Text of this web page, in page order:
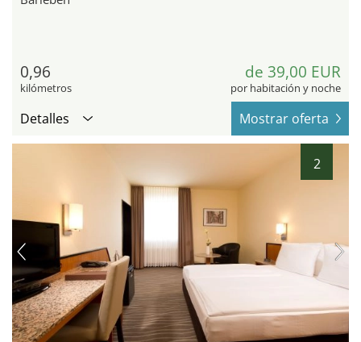
0,96
kilómetros
de 39,00 EUR
por habitación y noche
Detalles Mostrar oferta
2